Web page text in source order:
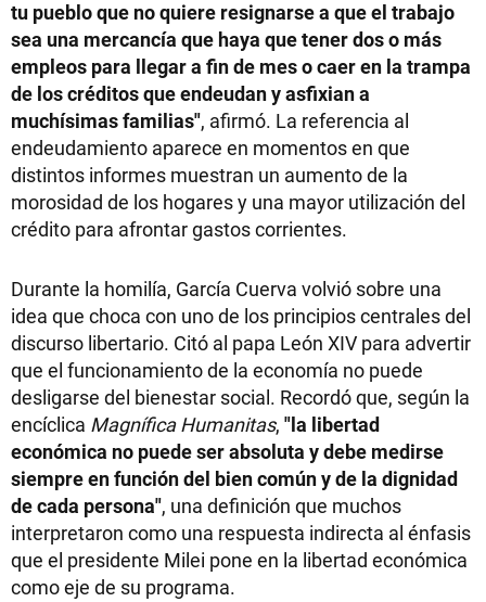
tu pueblo que no quiere resignarse a que el trabajo
sea una mercancía que haya que tener dos o más
empleos para llegar a fin de mes o caer en la trampa
de los créditos que endeudan y asfixian a
muchísimas familias", afirmó. La referencia al
endeudamiento aparece en momentos en que
distintos informes muestran un aumento de la
morosidad de los hogares y una mayor utilización del
crédito para afrontar gastos corrientes.
Durante la homilía, García Cuerva volvió sobre una
idea que choca con uno de los principios centrales del
discurso libertario. Citó al papa León XIV para advertir
que el funcionamiento de la economía no puede
desligarse del bienestar social. Recordó que, según la
encíclica Magnífica Humanitas, "la libertad
económica no puede ser absoluta y debe medirse
siempre en función del bien común y de la dignidad
de cada persona", una definición que muchos
interpretaron como una respuesta indirecta al énfasis
que el presidente Milei pone en la libertad económica
como eje de su programa.